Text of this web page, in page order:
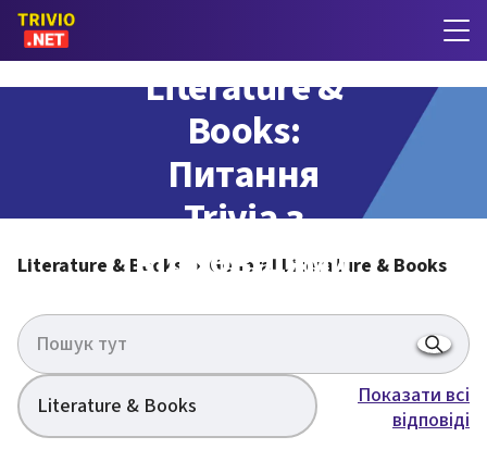
Literature &
Books:
Питання
Trivia з
відповідями
Literature & Books General Literature & Books
Literature & Books
Показати всі
відповіді